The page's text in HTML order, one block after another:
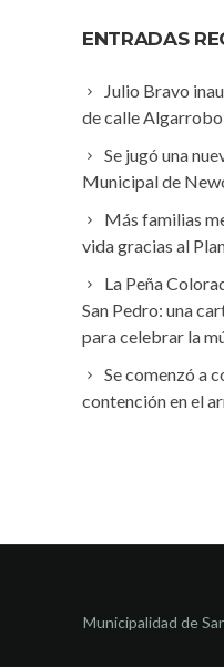
ENTRADAS
Julio Bravo
de calle Algarrobo
Se jugó una
Municipal de
Más familias
vida gracias al
La Peña
San Pedro: una
para celebrar la
Se comenzó a
contención en el
Municipalidad de